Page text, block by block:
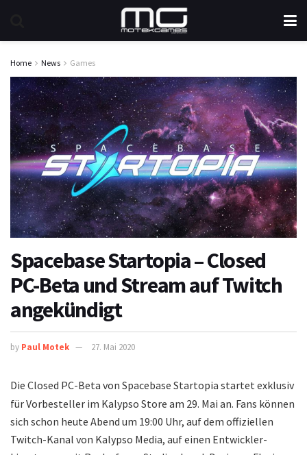
Home News Games
Spacebase Startopia – Closed
PC-Beta und Stream auf Twitch
angekündigt
by Paul Motek 27. Mai 2020
Die Closed PC-Beta von Spacebase Startopia startet exklusiv
für Vorbesteller im Kalypso Store am 29. Mai an. Fans können
sich schon heute Abend um 19:00 Uhr, auf dem offiziellen
Twitch-Kanal von Kalypso Media, auf einen Entwickler-